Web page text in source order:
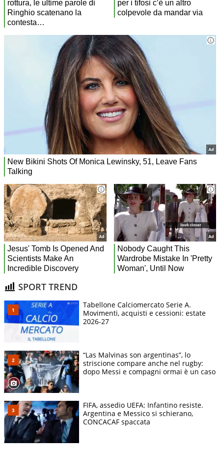
SPORT TREND
Tabellone Calciomercato Serie A.
Movimenti, acquisti e cessioni: estate
2026-27
“Las Malvinas son argentinas”, lo
striscione compare anche nel rugby:
dopo Messi e compagni ormai è un caso
FIFA, assedio UEFA: Infantino resiste.
Argentina e Messico si schierano,
CONCACAF spaccata